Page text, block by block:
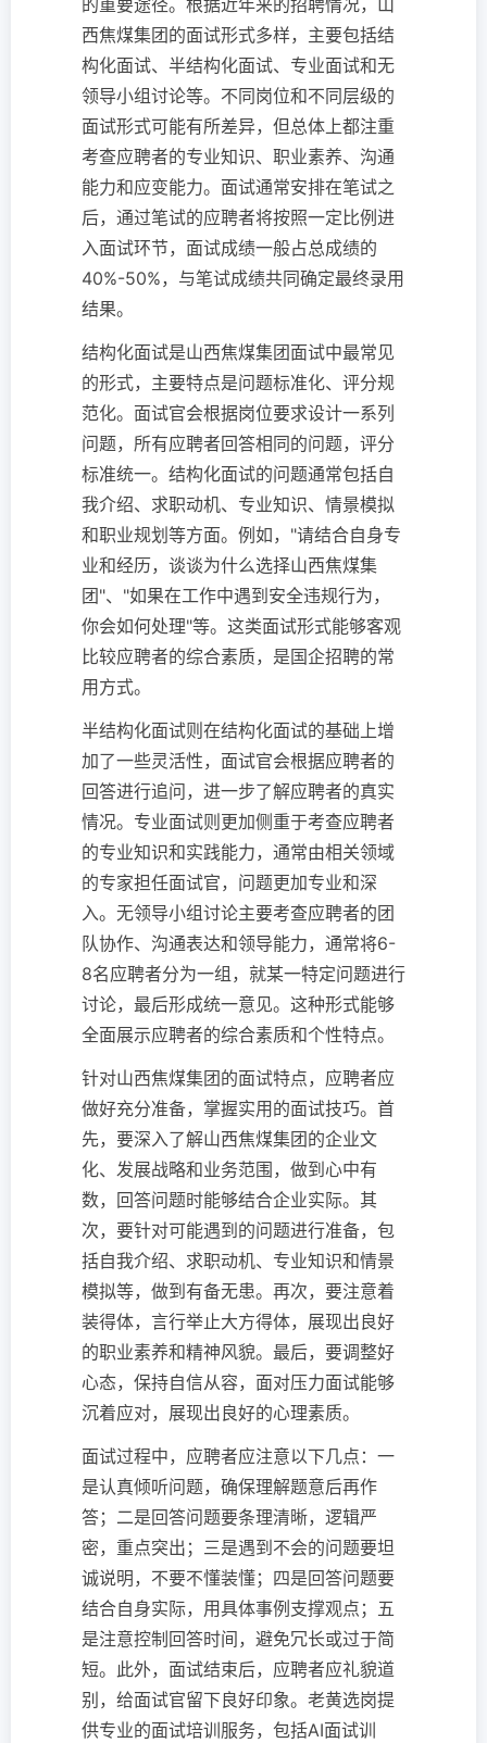
的重要途径。根据近年来的招聘情况，山
西焦煤集团的面试形式多样，主要包括结
构化面试、半结构化面试、专业面试和无
领导小组讨论等。不同岗位和不同层级的
面试形式可能有所差异，但总体上都注重
考查应聘者的专业知识、职业素养、沟通
能力和应变能力。面试通常安排在笔试之
后，通过笔试的应聘者将按照一定比例进
入面试环节，面试成绩一般占总成绩的
40%-50%，与笔试成绩共同确定最终录用
结果。
结构化面试是山西焦煤集团面试中最常见
的形式，主要特点是问题标准化、评分规
范化。面试官会根据岗位要求设计一系列
问题，所有应聘者回答相同的问题，评分
标准统一。结构化面试的问题通常包括自
我介绍、求职动机、专业知识、情景模拟
和职业规划等方面。例如，"请结合自身专
业和经历，谈谈为什么选择山西焦煤集
团"、"如果在工作中遇到安全违规行为，
你会如何处理"等。这类面试形式能够客观
比较应聘者的综合素质，是国企招聘的常
用方式。
半结构化面试则在结构化面试的基础上增
加了一些灵活性，面试官会根据应聘者的
回答进行追问，进一步了解应聘者的真实
情况。专业面试则更加侧重于考查应聘者
的专业知识和实践能力，通常由相关领域
的专家担任面试官，问题更加专业和深
入。无领导小组讨论主要考查应聘者的团
队协作、沟通表达和领导能力，通常将6-
8名应聘者分为一组，就某一特定问题进行
讨论，最后形成统一意见。这种形式能够
全面展示应聘者的综合素质和个性特点。
针对山西焦煤集团的面试特点，应聘者应
做好充分准备，掌握实用的面试技巧。首
先，要深入了解山西焦煤集团的企业文
化、发展战略和业务范围，做到心中有
数，回答问题时能够结合企业实际。其
次，要针对可能遇到的问题进行准备，包
括自我介绍、求职动机、专业知识和情景
模拟等，做到有备无患。再次，要注意着
装得体，言行举止大方得体，展现出良好
的职业素养和精神风貌。最后，要调整好
心态，保持自信从容，面对压力面试能够
沉着应对，展现出良好的心理素质。
面试过程中，应聘者应注意以下几点：一
是认真倾听问题，确保理解题意后再作
答；二是回答问题要条理清晰，逻辑严
密，重点突出；三是遇到不会的问题要坦
诚说明，不要不懂装懂；四是回答问题要
结合自身实际，用具体事例支撑观点；五
是注意控制回答时间，避免冗长或过于简
短。此外，面试结束后，应聘者应礼貌道
别，给面试官留下良好印象。老黄选岗提
供专业的面试培训服务，包括AI面试训